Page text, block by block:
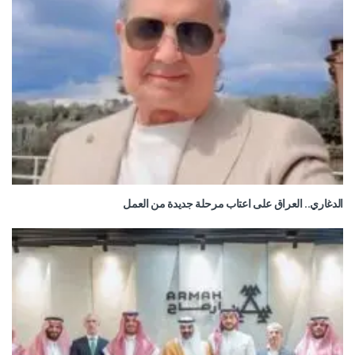
الدغاري.. العراق على اعتاب مرحلة جديدة من العمل